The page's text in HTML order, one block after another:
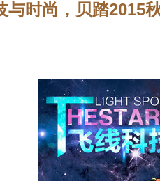
与时尚，贝踏2015